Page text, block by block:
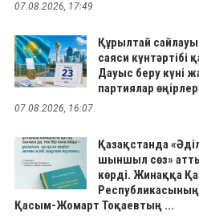
07.08.2026, 17:49
Құрылтай
саяси күнтәртібі
Дауыс беру күні
партиялар
07.08.2026, 16:07
Қазақстанда
шыншыл сөз»
көрді. Жинаққа
Қасым-Жомарт Тоқаевтың ...